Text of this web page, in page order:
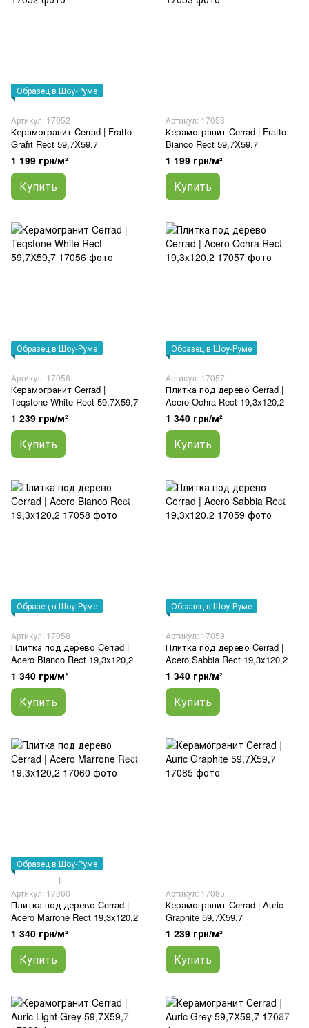
Образец в Шоу-Руме
Артикул: 17052
Керамогранит Cerrad | Fratto
Grafit Rect 59,7X59,7
1 199 грн/м²
Купить
Артикул: 17053
Керамогранит Cerrad | Fratto
Bianco Rect 59,7X59,7
1 199 грн/м²
Купить
Образец в Шоу-Руме
Артикул: 17056
Керамогранит Cerrad |
Teqstone White Rect 59,7X59,7
1 239 грн/м²
Купить
Образец в Шоу-Руме
Артикул: 17057
Плитка под дерево Cerrad |
Acero Ochra Rect 19,3x120,2
1 340 грн/м²
Купить
Образец в Шоу-Руме
Артикул: 17058
Плитка под дерево Cerrad |
Acero Bianco Rect 19,3x120,2
1 340 грн/м²
Купить
Образец в Шоу-Руме
Артикул: 17059
Плитка под дерево Cerrad |
Acero Sabbia Rect 19,3x120,2
1 340 грн/м²
Купить
Образец в Шоу-Руме
1
Артикул: 17060
Плитка под дерево Cerrad |
Acero Marrone Rect 19,3x120,2
1 340 грн/м²
Купить
Артикул: 17085
Керамогранит Cerrad | Auric
Graphite 59,7X59,7
1 239 грн/м²
Купить